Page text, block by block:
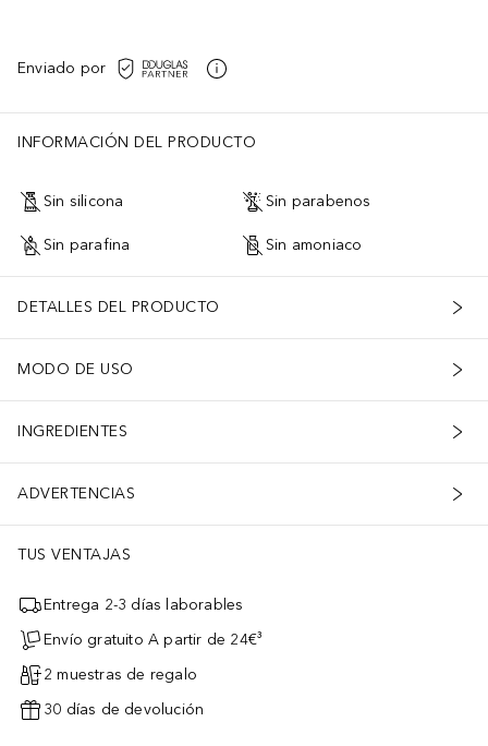
Enviado por
INFORMACIÓN DEL PRODUCTO
Sin silicona Sin parabenos
Sin parafina Sin amoniaco
DETALLES DEL PRODUCTO
MODO DE USO
INGREDIENTES
ADVERTENCIAS
TUS VENTAJAS
Entrega 2-3 días laborables
Envío gratuito A partir de 24€³
2 muestras de regalo
30 días de devolución